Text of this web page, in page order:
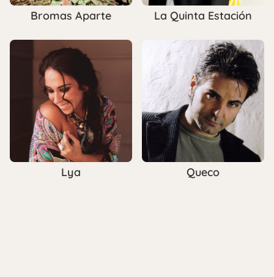
Bromas Aparte La Quinta Estación
Lya Queco